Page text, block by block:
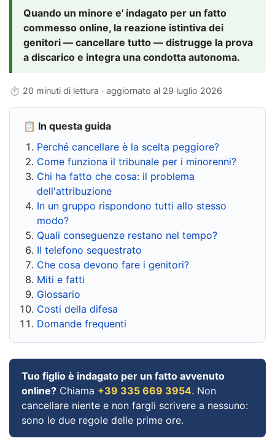
Quando un minore e' indagato per un fatto
commesso online, la reazione istintiva dei
genitori — cancellare tutto — distrugge la prova
a discarico e integra una condotta autonoma.
⏱ 20 minuti di lettura · aggiornato al 29 luglio 2026
📋 In questa guida
Perché cancellare è la scelta peggiore?
Come funziona il tribunale per i minorenni?
Chi ha fatto che cosa: il problema
dell'attribuzione
In un gruppo rispondono tutti allo stesso
modo?
Quali conseguenze restano nel tempo?
Il telefono sequestrato
Che cosa devono fare i genitori?
Miti e fatti
Glossario
Costi della difesa
Domande frequenti
Tuo figlio è indagato per un fatto avvenuto
online? Chiama +39 335 669 3954. Non
cancellare niente e non fargli scrivere a nessuno:
sono le due regole delle prime ore.